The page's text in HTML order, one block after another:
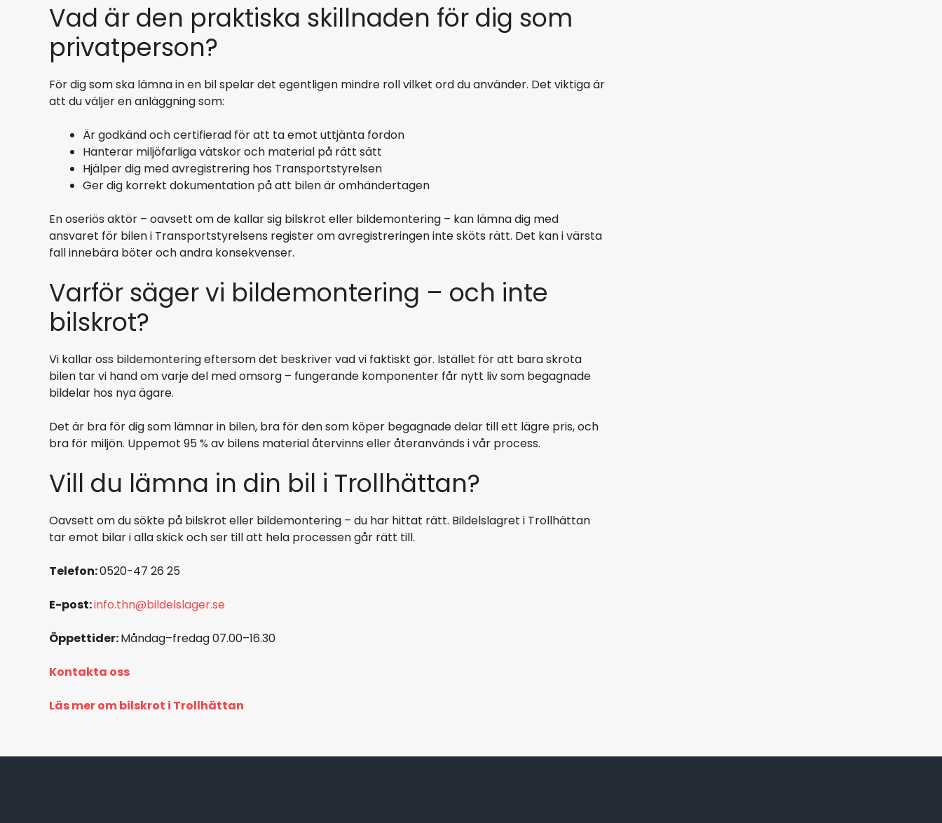
Vad är den praktiska skillnaden för dig som
privatperson?
För dig som ska lämna in en bil spelar det egentligen mindre roll vilket ord du använder. Det viktiga är
att du väljer en anläggning som:
Är godkänd och certifierad för att ta emot uttjänta fordon
Hanterar miljöfarliga vätskor och material på rätt sätt
Hjälper dig med avregistrering hos Transportstyrelsen
Ger dig korrekt dokumentation på att bilen är omhändertagen
En oseriös aktör – oavsett om de kallar sig bilskrot eller bildemontering – kan lämna dig med
ansvaret för bilen i Transportstyrelsens register om avregistreringen inte sköts rätt. Det kan i värsta
fall innebära böter och andra konsekvenser.
Varför säger vi bildemontering – och inte
bilskrot?
Vi kallar oss bildemontering eftersom det beskriver vad vi faktiskt gör. Istället för att bara skrota
bilen tar vi hand om varje del med omsorg – fungerande komponenter får nytt liv som begagnade
bildelar hos nya ägare.
Det är bra för dig som lämnar in bilen, bra för den som köper begagnade delar till ett lägre pris, och
bra för miljön. Uppemot 95 % av bilens material återvinns eller återanvänds i vår process.
Vill du lämna in din bil i Trollhättan?
Oavsett om du sökte på bilskrot eller bildemontering – du har hittat rätt. Bildelslagret i Trollhättan
tar emot bilar i alla skick och ser till att hela processen går rätt till.
Telefon:0520-47 26 25
E-post:info.thn@bildelslager.se
Öppettider:Måndag–fredag 07.00–16.30
Kontakta oss
Läs mer om bilskrot i Trollhättan